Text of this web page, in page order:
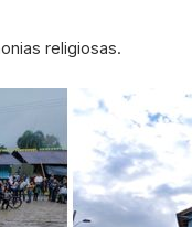
religiosas.